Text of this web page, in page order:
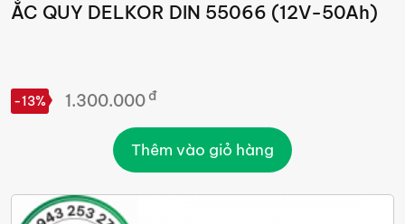
ẮC QUY DELKOR DIN 55066 (12V-50Ah)
-13% 1.300.000 đ
Thêm vào giỏ hàng